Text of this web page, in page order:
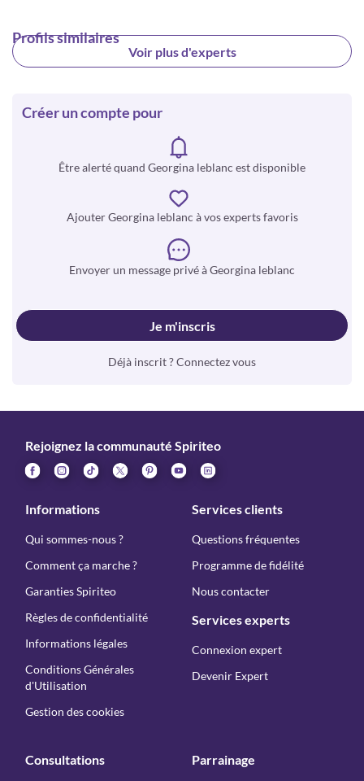
Profils similaires
Voir plus d'experts
Créer un compte pour
Être alerté quand Georgina leblanc est disponible
Ajouter Georgina leblanc à vos experts favoris
Envoyer un message privé à Georgina leblanc
Je m'inscris
Déjà inscrit ? Connectez vous
Rejoignez la communauté Spiriteo
Informations
Qui sommes-nous ?
Comment ça marche ?
Garanties Spiriteo
Règles de confidentialité
Informations légales
Conditions Générales
d'Utilisation
Gestion des cookies
Services clients
Questions fréquentes
Programme de fidélité
Nous contacter
Services experts
Connexion expert
Devenir Expert
Consultations Parrainage